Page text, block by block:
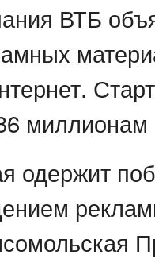
ВТБ
одержит